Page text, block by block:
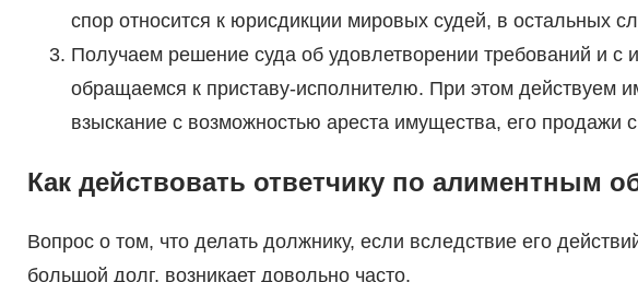
спор относится к юрисдикции мировых судей, в остальных
Получаем решение суда об удовлетворении требований и с
обращаемся к приставу-исполнителю. При этом действуем
взыскание с возможностью ареста имущества, его продажи
Как действовать ответчику по алиментным
Вопрос о том, что делать должнику, если вследствие его
большой долг, возникает довольно часто.